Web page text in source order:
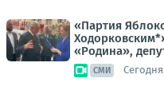
«Партия
«Родина»,
СМИ